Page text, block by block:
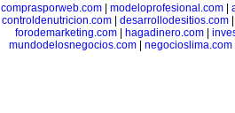
comprasporweb.com| modeloprofesional.com|
controldenutricion.com
desarrollodesitios.com
forodemarketing.com| hagadinero.com|
mundodelosnegocios.com| negocioslima.com